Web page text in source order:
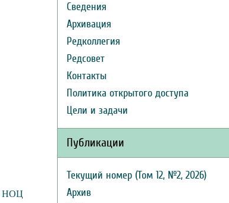
НОЦ
Сведения
Архивация
Редколлегия
Редсовет
Контакты
Политика открытого доступа
Цели и задачи
Публикации
Текущий номер (Том 12, №2, 2026)
Архив